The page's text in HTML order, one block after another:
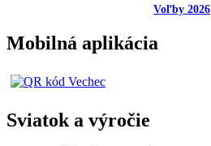
Voľby 2026
Mobilná aplikácia
Sviatok a výročie